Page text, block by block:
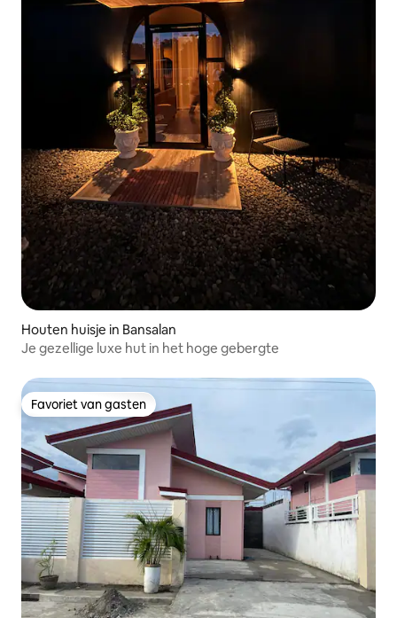
Houten huisje in Bansalan
Je gezellige luxe hut in het hoge gebergte
Favoriet van gasten
Favoriet van gasten